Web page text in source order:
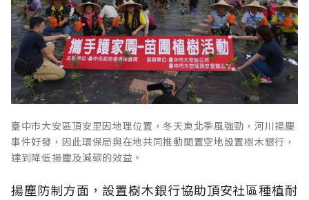
臺中市大安區頂安里因地理位置，冬天東北季風強勁，河川揚塵
事件好發，因此環保局與在地共同推動閒置空地設置樹木銀行，
達到降低揚塵及減碳的效益。
揚塵防制方面，設置樹木銀行協助頂安社區種植耐